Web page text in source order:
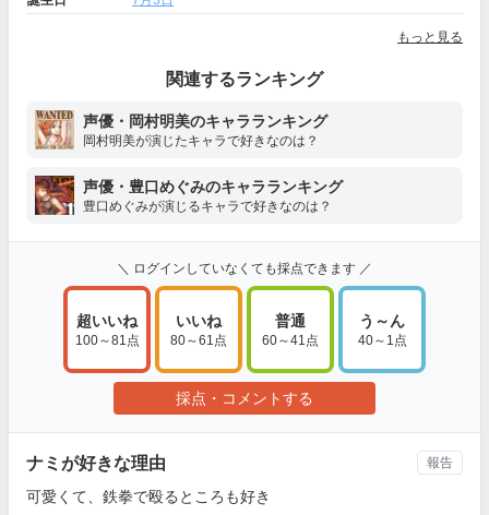
もっと見る
関連するランキング
声優・岡村明美のキャラランキング
岡村明美が演じたキャラで好きなのは？
声優・豊口めぐみのキャラランキング
豊口めぐみが演じるキャラで好きなのは？
＼ ログインしていなくても採点できます ／
超いいね
100～81点
いいね
80～61点
普通
60～41点
う～ん
40～1点
採点・コメントする
ナミが好きな理由
可愛くて、鉄拳で殴るところも好き
報告